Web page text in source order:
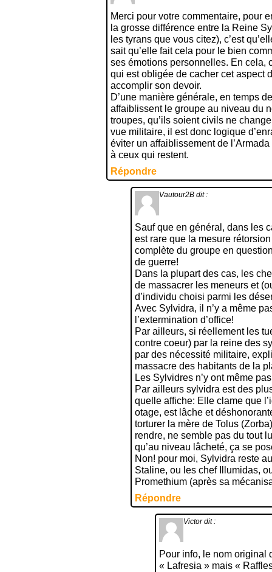
Merci pour votre commentaire, pour
la grosse différence entre la Reine
les tyrans que vous citez), c’est
sait qu’elle fait cela pour le bien
ses émotions personnelles. En cela,
qui est obligée de cacher cet aspect
accomplir son devoir.
D’une manière générale, en temps
affaiblissent le groupe au niveau du
troupes, qu’ils soient civils ne
vue militaire, il est donc logique
éviter un affaiblissement de
à ceux qui restent.
Répondre
Vautour2B dit :
Sauf que en général, dans les
est rare que la mesure
complète du groupe en
de guerre!
Dans la plupart des cas, les
de massacrer les meneurs et
d’individu choisi parmi les
Avec Sylvidra, il n’y a même
l’extermination d’office!
Par ailleurs, si réellement les
contre coeur) par la reine des
par des nécessité militaire,
massacre des habitants de la
Les Sylvidres n’y ont même
Par ailleurs sylvidra est des
quelle affiche: Elle clame que
otage, est lâche et
torturer la mère de Tolus
rendre, ne semble pas du tout
qu’au niveau lâcheté, ça se
Non! pour moi, Sylvidra reste
Staline, ou les chef Illumidas,
Promethium (après sa
Répondre
Victor dit :
Pour info, le nom original
« Lafresia » mais «